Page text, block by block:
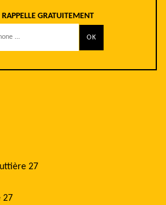
GRATUITEMENT
27
27